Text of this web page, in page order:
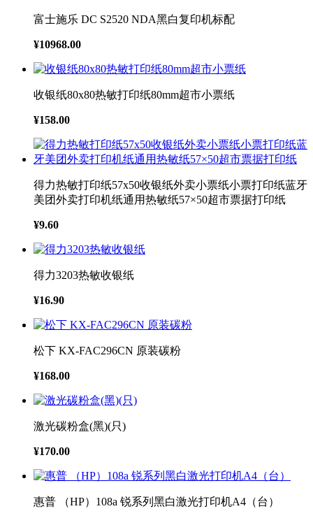
富士施乐 DC S2520 NDA黑白复印机标配
¥10968.00
收银纸80x80热敏打印纸80mm超市小票纸
¥158.00
得力热敏打印纸57x50收银纸外卖小票纸小票打印纸蓝牙
美团外卖打印机纸通用热敏纸57×50超市票据打印纸
¥9.60
得力3203热敏收银纸
¥16.90
松下 KX-FAC296CN 原装碳粉
¥168.00
激光碳粉盒(黑)(只)
¥170.00
惠普 （HP）108a 锐系列黑白激光打印机A4（台）